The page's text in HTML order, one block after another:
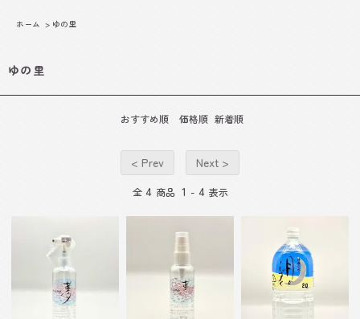
ホーム > ゆの里
ゆの里
おすすめ順 価格順 新着順
< Prev Next >
全 4 商品 1 - 4 表示